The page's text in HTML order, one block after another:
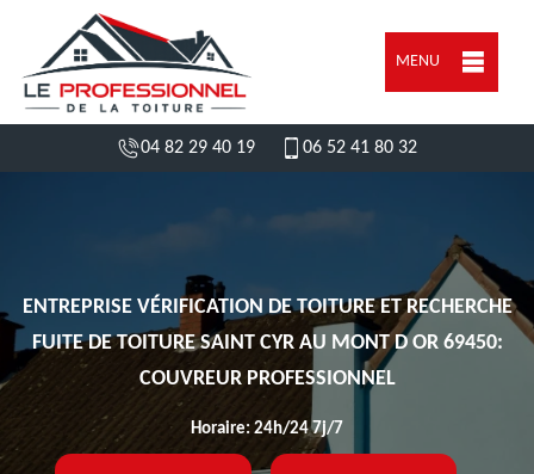
MENU
04 82 29 40 19 06 52 41 80 32
ENTREPRISE VÉRIFICATION DE TOITURE ET RECHERCHE
FUITE DE TOITURE SAINT CYR AU MONT D OR 69450:
COUVREUR PROFESSIONNEL
Horaire: 24h/24 7j/7